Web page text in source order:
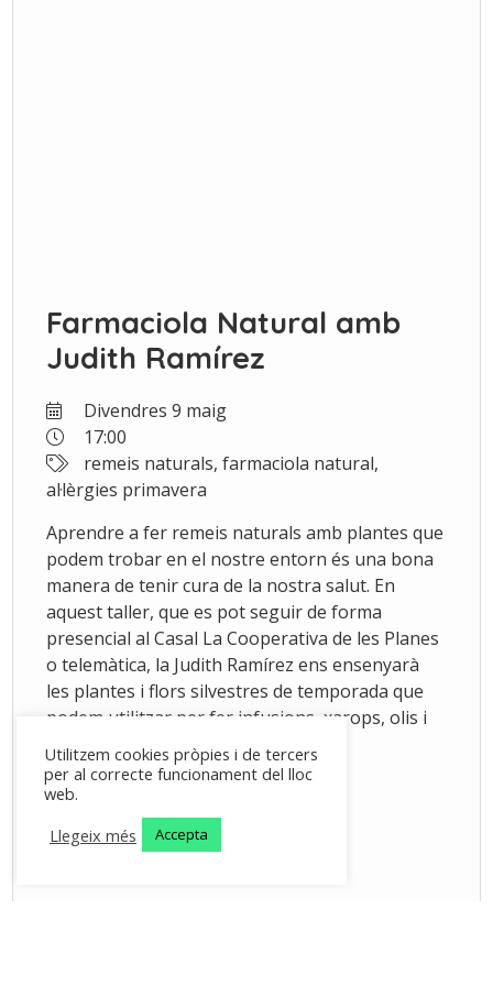
Farmaciola Natural amb
Judith Ramírez
Divendres 9 maig
17:00
remeis naturals, farmaciola natural,
al·lèrgies primavera
Aprendre a fer remeis naturals amb plantes que
podem trobar en el nostre entorn és una bona
manera de tenir cura de la nostra salut. En
aquest taller, que es pot seguir de forma
presencial al Casal La Cooperativa de les Planes
o telemàtica, la Judith Ramírez ens ensenyarà
les plantes i flors silvestres de temporada que
podem utilitzar per fer infusions, xarops, olis i
bàlsams.
Utilitzem cookies pròpies i de tercers
per al correcte funcionament del lloc
web.
Llegeix més
Accepta